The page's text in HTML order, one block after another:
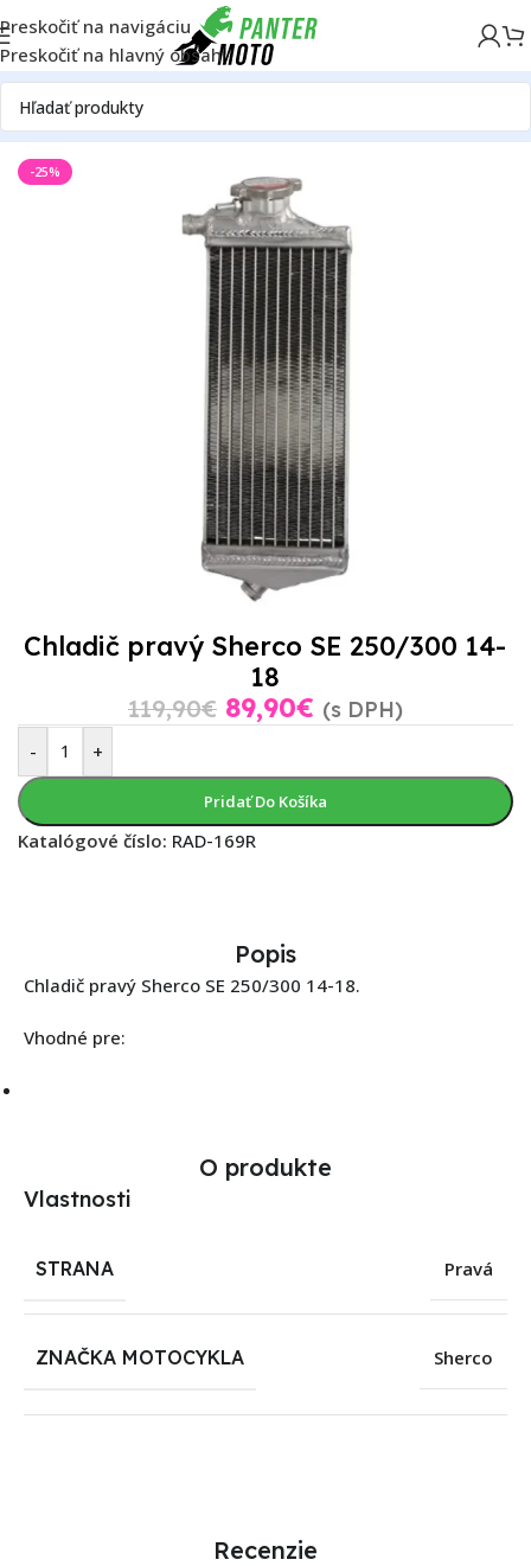
Preskočiť na navigáciu
Preskočiť na hlavný obsah
DomovOFF ROADMotorChladičChladiče
-25%
Chladič pravý Sherco SE 250/300 14-
18
119,90€ 89,90€ (s DPH)
- +
Pridať Do Košíka
Katalógové číslo: RAD-169R
Popis
Chladič pravý Sherco SE 250/300 14-18.
Vhodné pre:
O produkte
Vlastnosti
STRANA Pravá
ZNAČKA MOTOCYKLA Sherco
Recenzie